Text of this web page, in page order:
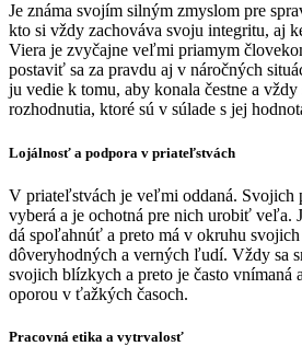
Je známa svojím silným zmyslom pre
kto si vždy zachováva svoju integritu, aj
Viera je zvyčajne veľmi priamym
postaviť sa za pravdu aj v náročných
ju vedie k tomu, aby konala čestne a
rozhodnutia, ktoré sú v súlade s jej
Lojálnosť a podpora v priateľstvách
V priateľstvách je veľmi oddaná. Svojich
vyberá a je ochotná pre nich urobiť veľa.
dá spoľahnúť a preto má v okruhu
dôveryhodných a verných ľudí. Vždy sa
svojich blízkych a preto je často vnímaná
oporou v ťažkých časoch.
Pracovná etika a vytrvalosť